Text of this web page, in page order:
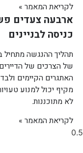
לקריאת המאמר »
ארבעה צעדים
כניסה לבניינים
תהליך ההנגשה מתחיל
של הצרכים של
האתגרים הקיימים
מקיף יכול למנוע
לא מתוכננות.
לקריאת המאמר »